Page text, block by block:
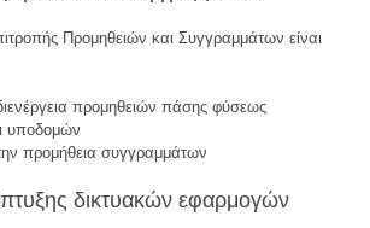
Προμηθειών και Συγγραμμάτων είναι
προμηθειών πάσης φύσεως
υποδομών
προμήθεια συγγραμμάτων
δικτυακών εφαρμογών